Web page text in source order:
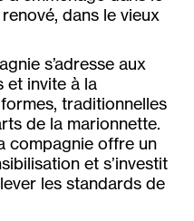
renové, dans le vieux
s’adresse aux
et invite à la
traditionnelles
de la marionnette.
compagnie offre un
et s’investit
les standards de